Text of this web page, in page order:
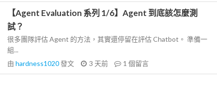
【Agent Evaluation 系列 1/6】Agent 到底該怎麼測
試？
很多團隊評估 Agent 的方法，其實還停留在評估 Chatbot。 準備一
組...
由 hardness1020發文 3 天前 1 個留言